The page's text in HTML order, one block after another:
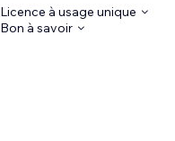
Licence à usage unique
Bon à savoir